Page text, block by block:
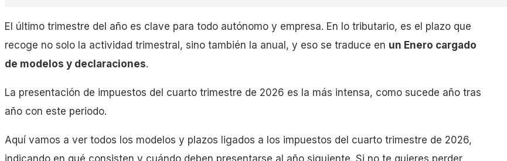
Gestorías
Laboral
El último trimestre del año es clave para todo autónomo y empresa. En lo tributario, es el plazo que
recoge no solo la actividad trimestral, sino también la anual, y eso se traduce en un Enero cargado
de modelos y declaraciones.
La presentación de impuestos del cuarto trimestre de 2026 es la más intensa, como sucede año tras
año con este periodo.
Aquí vamos a ver todos los modelos y plazos ligados a los impuestos del cuarto trimestre de 2026,